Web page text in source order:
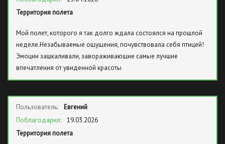
Территория полета
Мой полет, которого я так долго ждала состоялся на прошлой
неделе.Незабываемые ощущения, почувствовала себя птицей!
Эмоции зашкаливали, завораживающие самые лучшие
впечатления от увиденной красоты
Пользователь:
Евгений
Поблагодарил:
19.03.2026
Территория полета